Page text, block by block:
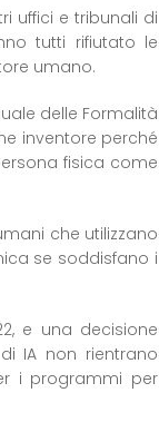
uffici e tribunali di
tutti rifiutato le
umano.
delle Formalità
inventore perché
fisica come
che utilizzano
se soddisfano i
e una decisione
IA non rientrano
i programmi per